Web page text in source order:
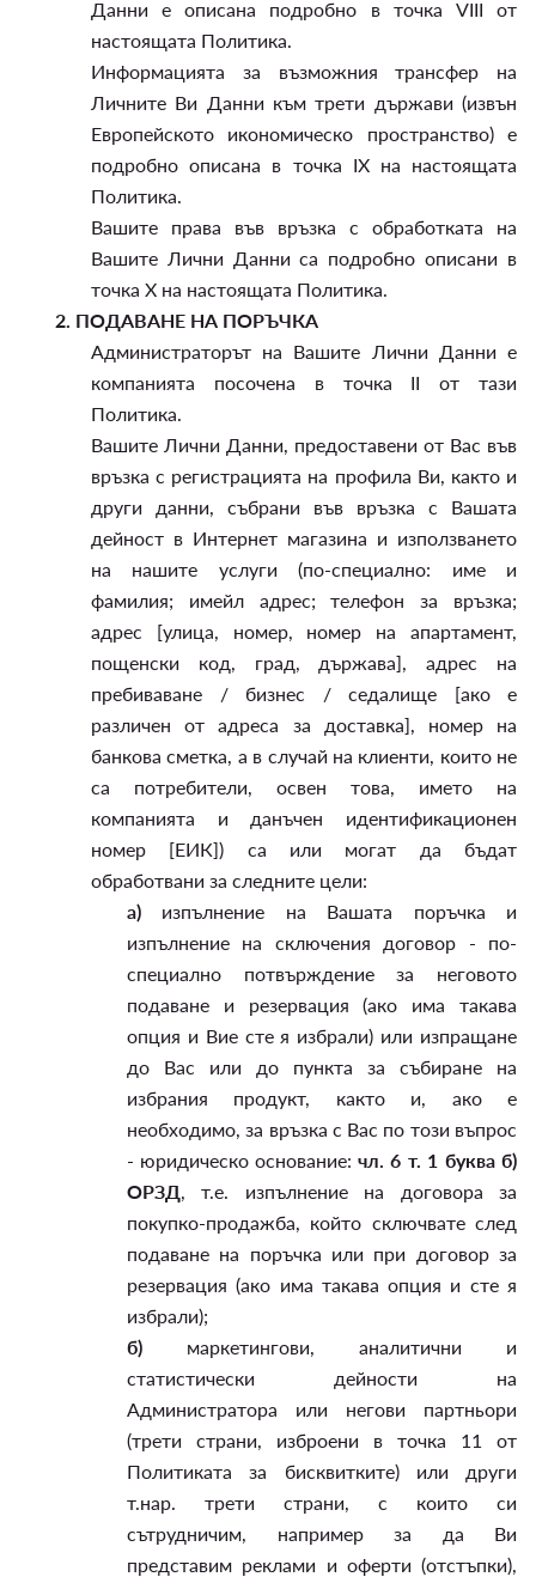
Данни е описана подробно в точка VIII от
настоящата Политика.
Информацията за възможния трансфер на
Личните Ви Данни към трети държави (извън
Европейското икономическо пространство) е
подробно описана в точка IX на настоящата
Политика.
Вашите права във връзка с обработката на
Вашите Лични Данни са подробно описани в
точка X на настоящата Политика.
2. ПОДАВАНЕ НА ПОРЪЧКА
Администраторът на Вашите Лични Данни е
компанията посочена в точка II от тази
Политика.
Вашите Лични Данни, предоставени от Вас във
връзка с регистрацията на профила Ви, както и
други данни, събрани във връзка с Вашата
дейност в Интернет магазина и използването
на нашите услуги (по-специално: име и
фамилия; имейл адрес; телефон за връзка;
адрес [улица, номер, номер на апартамент,
пощенски код, град, държава], адрес на
пребиваване / бизнес / седалище [ако е
различен от адреса за доставка], номер на
банкова сметка, а в случай на клиенти, които не
са потребители, освен това, името на
компанията и данъчен идентификационен
номер [ЕИК]) са или могат да бъдат
обработвани за следните цели:
а) изпълнение на Вашата поръчка и
изпълнение на сключения договор - по-
специално потвърждение за неговото
подаване и резервация (ако има такава
опция и Вие сте я избрали) или изпращане
до Вас или до пункта за събиране на
избрания продукт, както и, ако е
необходимо, за връзка с Вас по този въпрос
- юридическо основание: чл. 6 т. 1 буква б)
ОРЗД, т.е. изпълнение на договора за
покупко-продажба, който сключвате след
подаване на поръчка или при договор за
резервация (ако има такава опция и сте я
избрали);
б) маркетингови, аналитични и
статистически дейности на
Администратора или негови партньори
(трети страни, изброени в точка 11 от
Политиката за бисквитките) или други
т.нар. трети страни, с които си
сътрудничим, например за да Ви
представим реклами и оферти (отстъпки),